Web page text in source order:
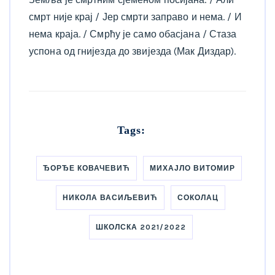
смрт није крај / Јер смрти заправо и нема. / И
нема краја. / Смрћу је само обасјана / Стаза
успона од гнијезда до звијезда (Мак Диздар).
Tags:
ЂОРЂЕ КОВАЧЕВИЋ МИХАЈЛО ВИТОМИР
НИКОЛА ВАСИЉЕВИЋ СОКОЛАЦ
ШКОЛСКА 2021/2022